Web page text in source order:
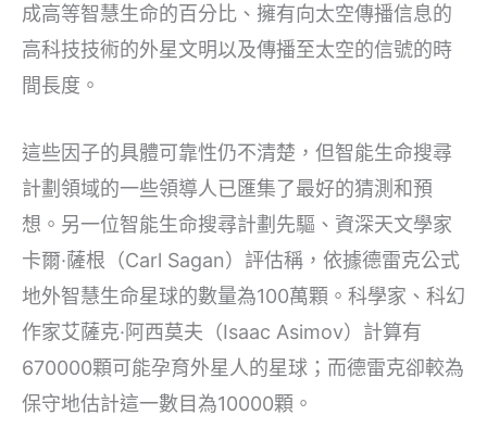
成高等智慧生命的百分比、擁有向太空傳播信息的
高科技技術的外星文明以及傳播至太空的信號的時
間長度。
這些因子的具體可靠性仍不清楚，但智能生命搜尋
計劃領域的一些領導人已匯集了最好的猜測和預
想。另一位智能生命搜尋計劃先驅、資深天文學家
卡爾·薩根（Carl Sagan）評估稱，依據德雷克公式
地外智慧生命星球的數量為100萬顆。科學家、科幻
作家艾薩克·阿西莫夫（Isaac Asimov）計算有
670000顆可能孕育外星人的星球；而德雷克卻較為
保守地估計這一數目為10000顆。